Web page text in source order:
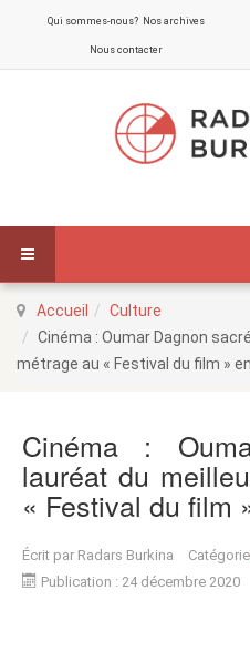
Qui sommes-nous? Nos archives
Nous contacter
Accueil
Culture
Cinéma : Oumar Dagnon
métrage au « Festival du film »
Cinéma :
lauréat du
« Festival du film
Écrit par Radars Burkina
Publication : 24 décembre 2020